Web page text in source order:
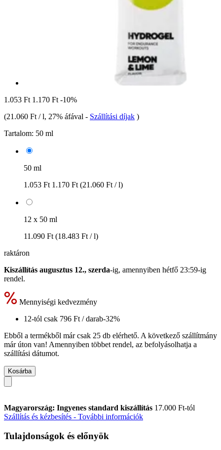
1.053 Ft 1.170 Ft -10%
(21.060 Ft / l, 27% áfával - Szállítási díjak )
Tartalom: 50 ml
50 ml
1.053 Ft 1.170 Ft (21.060 Ft / l)
12 x 50 ml
11.090 Ft (18.483 Ft / l)
raktáron
Kiszállítás augusztus 12., szerda-ig, amennyiben hétfő 23:59-ig
rendel.
Mennyiségi kedvezmény
12-tól csak 796 Ft / darab-32%
Ebből a termékből már csak 25 db elérhető. A következő szállítmány
már úton van! Amennyiben többet rendel, az befolyásolhatja a
szállítási dátumot.
Kosárba
Magyarország: Ingyenes standard kiszállítás 17.000 Ft-tól
Szállítás és kézbesítés - További információk
Tulajdonságok és előnyök